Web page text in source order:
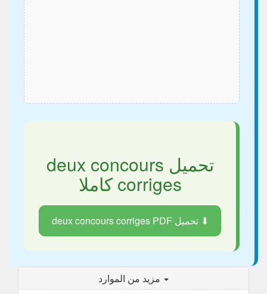
تحميل deux concours
corriges كاملا
⬇ تحميل deux concours corriges PDF
مزيد من الموارد